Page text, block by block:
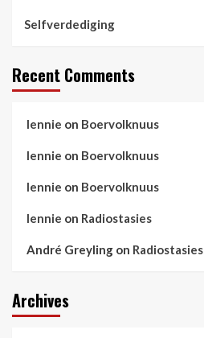
Selfverdediging
Recent Comments
lennie on Boervolknuus
lennie on Boervolknuus
lennie on Boervolknuus
lennie on Radiostasies
André Greyling on Radiostasies
Archives